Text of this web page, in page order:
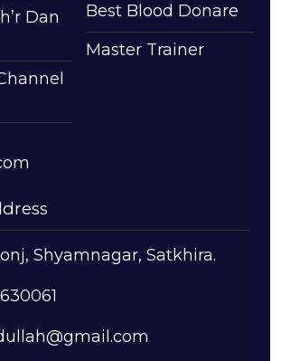
Dan
Best Blood Donare
Master Trainer
Shyamnagar, Satkhira.